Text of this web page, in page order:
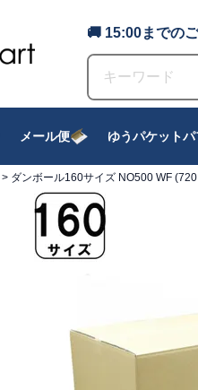
🚚 15:00までの
メール便 ゆうパケットパ
ダンボール160サイズ NO500 WF